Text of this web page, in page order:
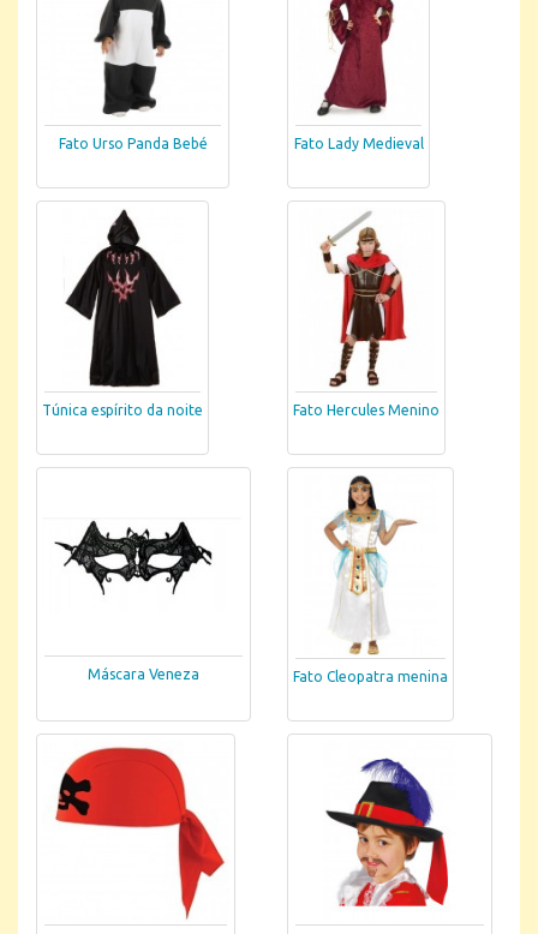
Fato Urso Panda Bebé Fato Lady Medieval
Túnica espírito da noite Fato Hercules Menino
Máscara Veneza Fato Cleopatra menina